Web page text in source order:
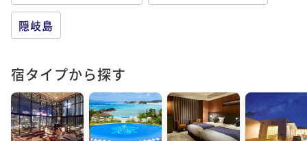
隠岐島
宿タイプから探す